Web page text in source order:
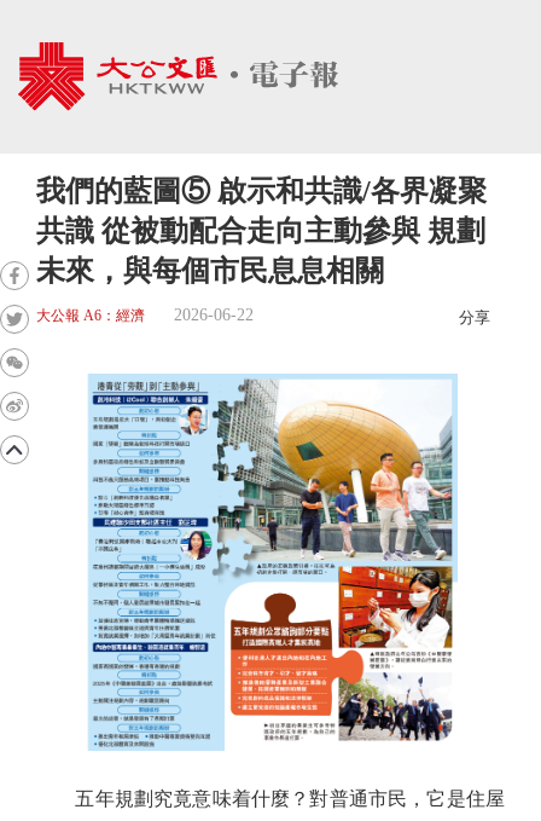
我們的藍圖⑤ 啟示和共識/各界凝聚
共識 從被動配合走向主動參與 規劃
未來，與每個市民息息相關
大公報 A6：經濟 2026-06-22 分享
五年規劃究竟意味着什麼？對普通市民，它是住屋